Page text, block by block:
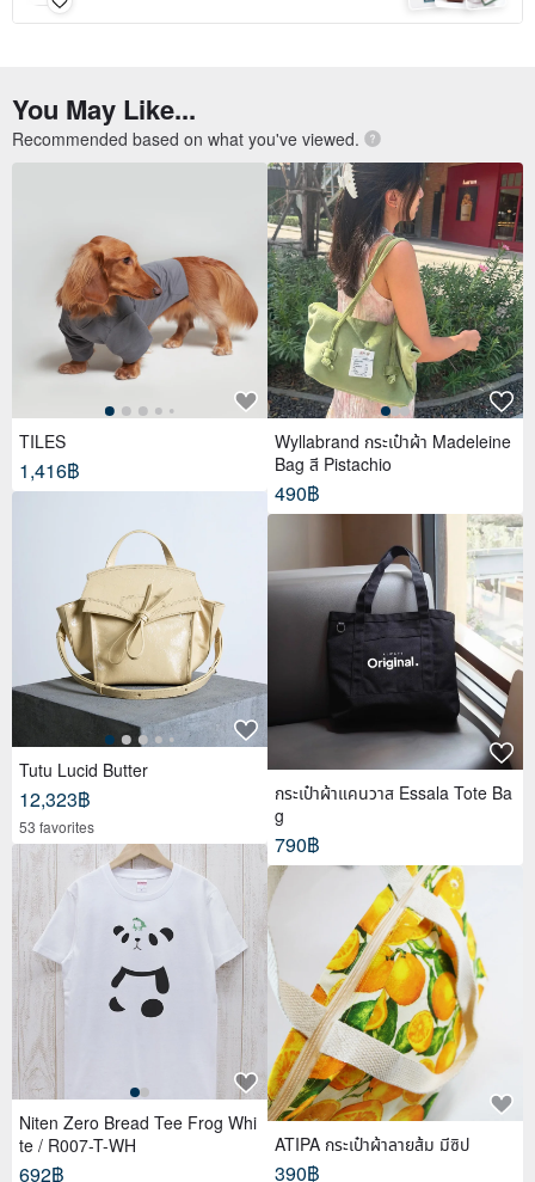
You May Like...
Recommended based on what you've viewed.
TILES
1,416฿
Tutu Lucid Butter
12,323฿
53 favorites
Niten Zero Bread Tee Frog Whi
te / R007-T-WH
692฿
Wyllabrand กระเป๋าผ้า Madeleine
Bag สี Pistachio
490฿
กระเป๋าผ้าแคนวาส Essala Tote Ba
g
790฿
ATIPA กระเป๋าผ้าลายส้ม มีซิป
390฿